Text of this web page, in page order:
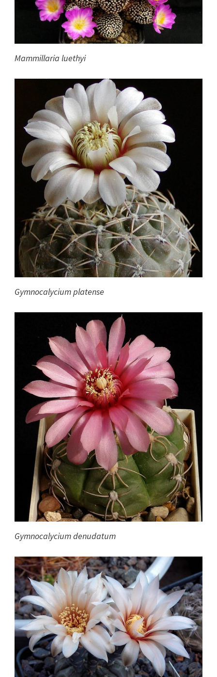
Mammillaria luethyi
Gymnocalycium platense
Gymnocalycium denudatum